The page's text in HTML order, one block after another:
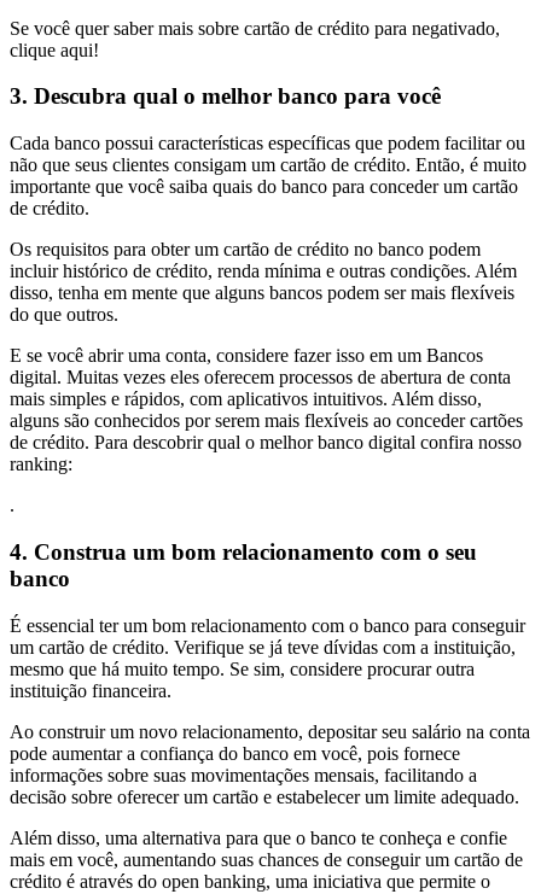
Se você quer saber mais sobre cartão de crédito para negativado,
clique aqui!
3. Descubra qual o melhor banco para você
Cada banco possui características específicas que podem facilitar ou
não que seus clientes consigam um cartão de crédito. Então, é muito
importante que você saiba quais do banco para conceder um cartão
de crédito.
Os requisitos para obter um cartão de crédito no banco podem
incluir histórico de crédito, renda mínima e outras condições. Além
disso, tenha em mente que alguns bancos podem ser mais flexíveis
do que outros.
E se você abrir uma conta, considere fazer isso em um Bancos
digital. Muitas vezes eles oferecem processos de abertura de conta
mais simples e rápidos, com aplicativos intuitivos. Além disso,
alguns são conhecidos por serem mais flexíveis ao conceder cartões
de crédito. Para descobrir qual o melhor banco digital confira nosso
ranking:
.
4. Construa um bom relacionamento com o seu
banco
É essencial ter um bom relacionamento com o banco para conseguir
um cartão de crédito. Verifique se já teve dívidas com a instituição,
mesmo que há muito tempo. Se sim, considere procurar outra
instituição financeira.
Ao construir um novo relacionamento, depositar seu salário na conta
pode aumentar a confiança do banco em você, pois fornece
informações sobre suas movimentações mensais, facilitando a
decisão sobre oferecer um cartão e estabelecer um limite adequado.
Além disso, uma alternativa para que o banco te conheça e confie
mais em você, aumentando suas chances de conseguir um cartão de
crédito é através do open banking, uma iniciativa que permite o